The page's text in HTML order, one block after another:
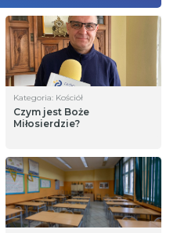
Kategoria: Kościół
Czym jest Boże
Miłosierdzie?